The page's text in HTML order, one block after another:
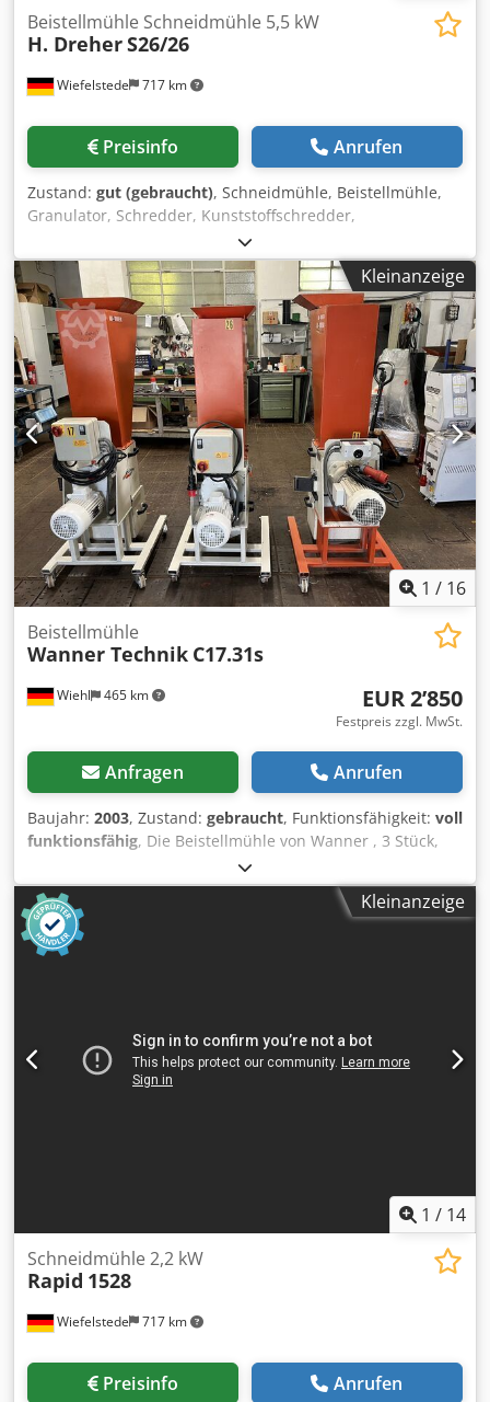
Wiefelstede 717 km
Beistellmühle Schneidmühle 5,5 kW
H. DreherS26/26
Preisinfo Anrufen
Zustand: gut (gebraucht), Schneidmühle, Beistellmühle,
Granulator, Schredder, Kunststoffschredder,
Granulatmühle, Granulator, Rotormühle, Recyclingtechnik,
-Hersteller: H. Dreher, Beistellmühle Schneidmühle -Typ:
S26/26 -Antriebsmotor: 5,5 kW -Anzahl Schneidmesser: 4
Stück -Anzahl Gegenmesser: 2 Stück -Sieb Lochung: Ø 8
mm -Rotorbreite: 250 mm -Rotor Durchmesser: 260 mm -
Anzahl: 1 Stück Schneidmühlen vorhanden -Preis: pro
Stück -Abmessungen: 650/1460/H1880 mm -Gewicht: 475
kg Dodpfezf Ng Usx Aaxsck
Kleinanzeige
1 / 16
Wiehl 465 km
Beistellmühle
Wanner Technik C17.31s
EUR 2’850
Festpreis zzgl. MwSt.
Anfragen Anrufen
Baujahr: 2003, Zustand: gebraucht, Funktionsfähigkeit: voll
funktionsfähig, Die Beistellmühle von Wanner , 3 Stück,
stehen zum Verkauf , ein paar technische Details ; Bei 2
Mühlen haben wir einen neuen Motor eingebaut !! Der
Neupreis der Mühle liegt bei über 7000€ ..... Allein der
Motor kostet 1200€ .... Mahlraumöffnung : 170mm x 320
mm Rotordurchmesser : 220 mm Rotormesser: 12 Stück ,
Gestellbreite : 520 mm
Kleinanzeige
1 / 14
Wiefelstede 717 km
Schneidmühle 2,2 kW
Rapid 1528
Preisinfo Anrufen